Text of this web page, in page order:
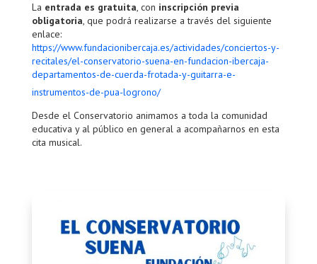
La entrada es gratuita, con inscripción previa
obligatoria, que podrá realizarse a través del siguiente
enlace:
https://www.fundacionibercaja.es/actividades/conciertos-y-
recitales/el-conservatorio-suena-en-fundacion-ibercaja-
departamentos-de-cuerda-frotada-y-guitarra-e-
instrumentos-de-pua-logrono/
Desde el Conservatorio animamos a toda la comunidad
educativa y al público en general a acompañarnos en esta
cita musical.